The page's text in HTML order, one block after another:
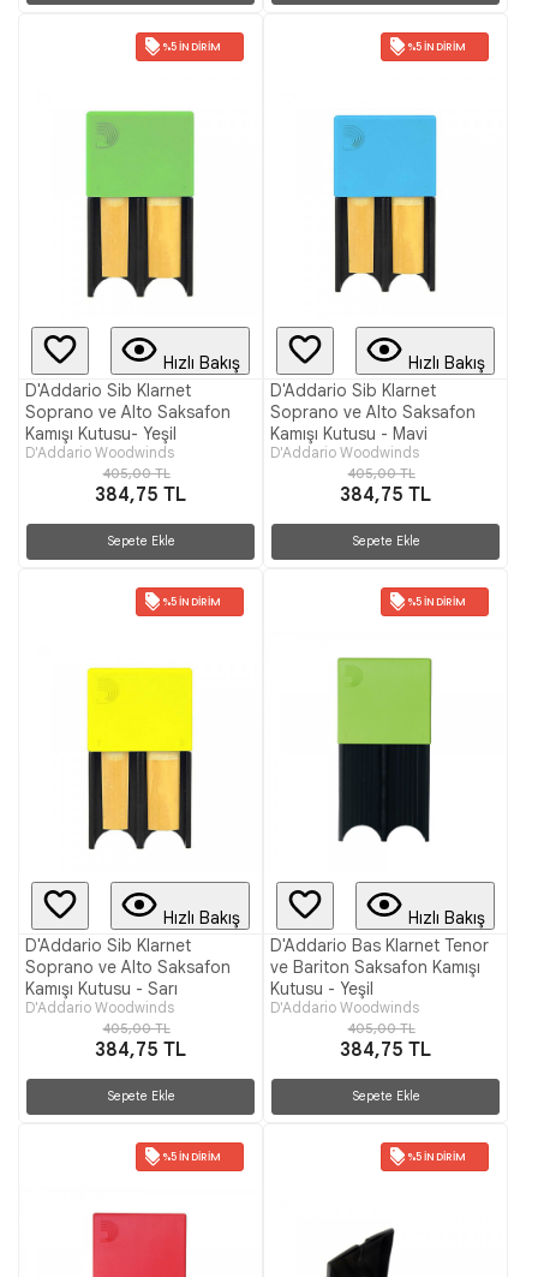
%5 İNDIRIM
Hızlı Bakış
D'Addario Sib Klarnet
Soprano ve Alto Saksafon
Kamışı Kutusu- Yeşil
D'Addario Woodwinds
405,00 TL
384,75 TL
Sepete Ekle
%5 İNDIRIM
Hızlı Bakış
D'Addario Sib Klarnet
Soprano ve Alto Saksafon
Kamışı Kutusu - Mavi
D'Addario Woodwinds
405,00 TL
384,75 TL
Sepete Ekle
%5 İNDIRIM
Hızlı Bakış
D'Addario Sib Klarnet
Soprano ve Alto Saksafon
Kamışı Kutusu - Sarı
D'Addario Woodwinds
405,00 TL
384,75 TL
Sepete Ekle
%5 İNDIRIM
Hızlı Bakış
D'Addario Bas Klarnet Tenor
ve Bariton Saksafon Kamışı
Kutusu - Yeşil
D'Addario Woodwinds
405,00 TL
384,75 TL
Sepete Ekle
%5 İNDIRIM %5 İNDIRIM